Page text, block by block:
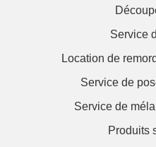
Service
Location de
Service de
Service de
Produits